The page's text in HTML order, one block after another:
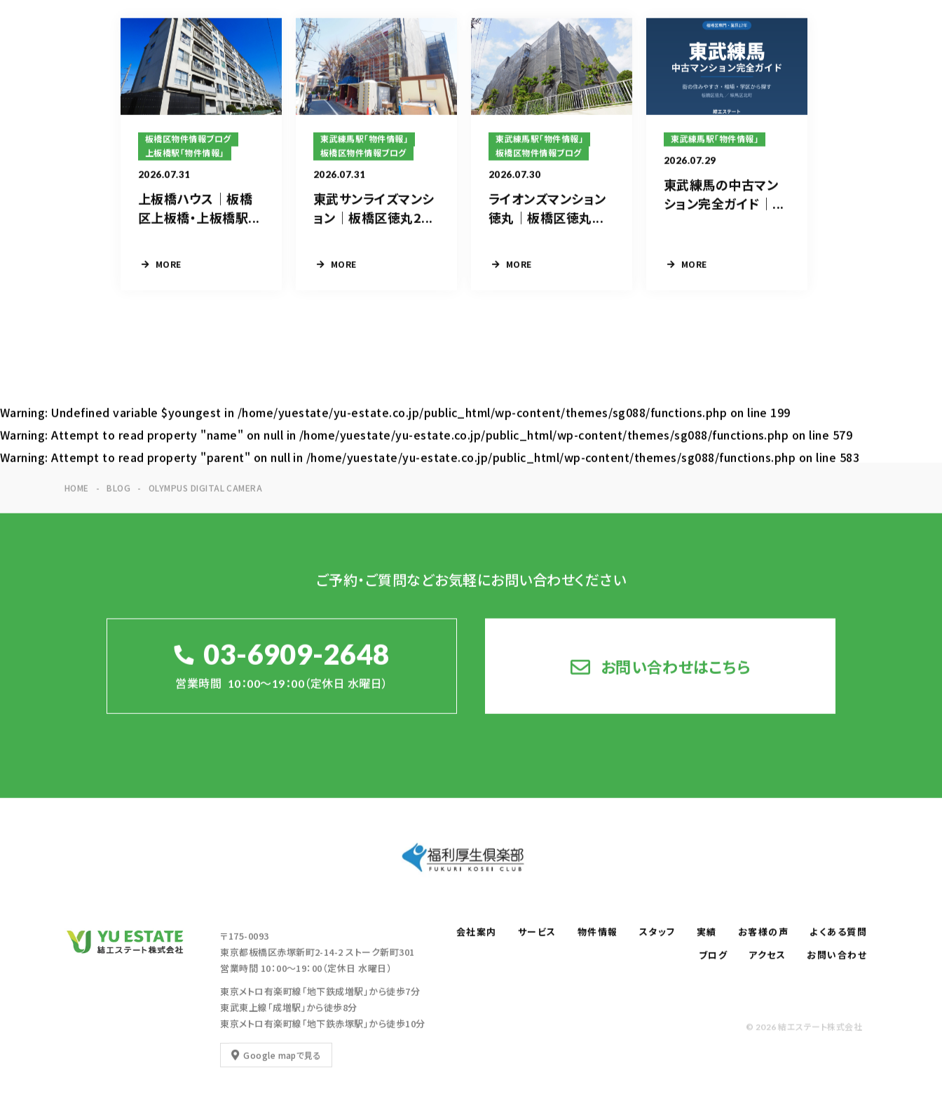
板橋区物件情報ブログ
上板橋駅「物件情報」
2026.07.31
上板橋ハウス｜板橋
区上板橋・上板橋駅...
MORE
東武練馬駅「物件情報」
板橋区物件情報ブログ
2026.07.31
東武サンライズマンシ
ョン｜板橋区徳丸2...
MORE
東武練馬駅「物件情報」
板橋区物件情報ブログ
2026.07.30
ライオンズマンション
徳丸｜板橋区徳丸...
MORE
東武練馬駅「物件情報」
2026.07.29
東武練馬の中古マン
ション完全ガイド｜...
MORE
Warning: Undefined variable $youngest in /home/yuestate/yu-estate.co.jp/public_html/wp-content/themes/sg088/functions.php on line 199
Warning: Attempt to read property "name" on null in /home/yuestate/yu-estate.co.jp/public_html/wp-content/themes/sg088/functions.php on line 579
Warning: Attempt to read property "parent" on null in /home/yuestate/yu-estate.co.jp/public_html/wp-content/themes/sg088/functions.php on line 583
HOME BLOG OLYMPUS DIGITAL CAMERA
ご予約・ご質問などお気軽にお問い合わせください
03-6909-2648
営業時間 10：00～19：00（定休日 水曜日）
お問い合わせはこちら
〒175-0093
東京都板橋区赤塚新町2-14-2 ストーク新町301
営業時間 10：00～19：00（定休日 水曜日）
東京メトロ有楽町線「地下鉄成増駅」から徒歩7分
東武東上線「成増駅」から徒歩8分
東京メトロ有楽町線「地下鉄赤塚駅」から徒歩10分
Google mapで見る
会社案内 サービス 物件情報 スタッフ 実績 お客様の声 よくある質問
ブログ アクセス お問い合わせ
© 2026 結エステート株式会社